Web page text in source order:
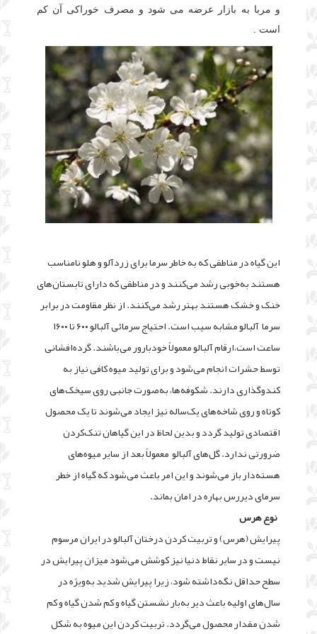
و مربا به بازار عرضه می شود و مصرف خوراکی آن کم
است .
اين گياه در مناطقى که به خاطر سرما براى زردآلو و هلو نامناسب
هستند به‌خوبى رشد مى‌کنند و در مناطقى که داراى تابستان‌هاى
خنک و خشک هستند بهتر رشد مى‌کنند. از نظر مقاومت در برابر
سرما آلبالو مشابه سيب است. احتياج سرمائى آلبالو ۶۰۰ تا ۱۶۰۰
ساعت است،ارقام آلبالو معمولاً خودبارور مى‌باشند. گرده‌افشانى
توسط حشرات انجام مى‌شود و براى توليد ميوه کافى نياز به
کندوگذارى دارند. شکوفه‌ها، به‌صورت جانبى روى سيخک‌هاى
کوتاه و روى شاخه‌هاى يک‌ساله نيز ايجاد مى‌شوند تا يک محصول
اقتصادى توليد گردد و بدين لحاظ در اين گياهان تنک‌کردن
ضرورتى ندارد. گل‌هاى آلبالو معمولاً بعد از ساير ميوه‌هاى
هسته‌دار باز مى‌شوند و اين امر باعث مى‌شود که گياه از خطر
سرماى ديررس بهاره در امان بماند.
نوع هرس
پيرايش (هرس) و تربيت کردن درختان آلبالو در ايران مرسوم
نيست و در ساير نقاط دنيا نيز کوشش مى‌شود ميزان پيرايش در
سطح حداقل نگه‌داشته شود، زيرا پيرايش شديد به‌ويژه در
سال‌هاى اوليه باعث دير به‌بار نشستن گياه و کم شدن گياه و کم
شدن مقدار محصول مى‌گردد. تربيت کردن اين ميوه به شکل